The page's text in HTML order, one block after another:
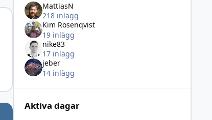
MattiasN
218 inlägg
Kim Rosenqvist
19 inlägg
nike83
17 inlägg
jeber
14 inlägg
Aktiva dagar